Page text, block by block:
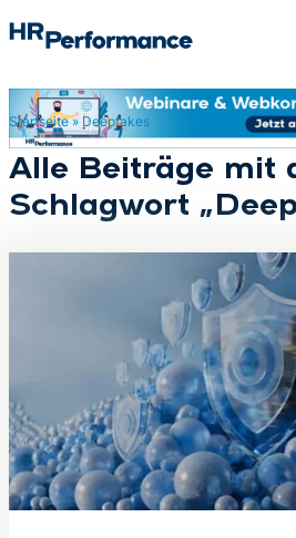
Suchen
Startseite» Deepfakes
Alle Beiträge mit
Schlagwort